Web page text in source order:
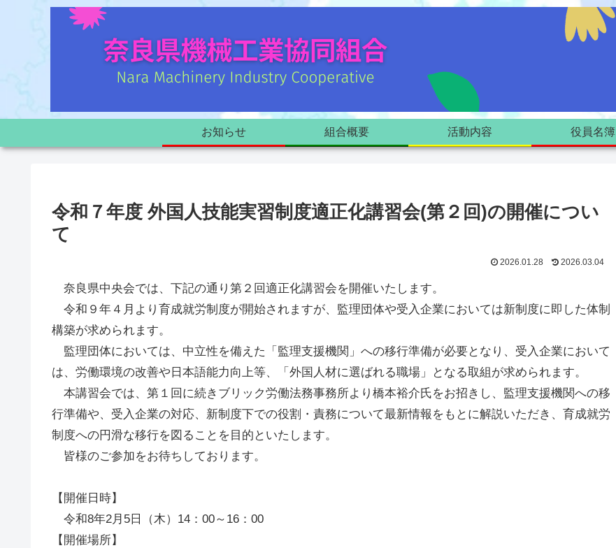
お知らせ 組合概要 活動内容 役員名簿
令和７年度 外国人技能実習制度適正化講習会(第２回)の開催につい
て
2026.01.28 2026.03.04
奈良県中央会では、下記の通り第２回適正化講習会を開催いたします。
令和９年４月より育成就労制度が開始されますが、監理団体や受入企業においては新制度に即した体制
構築が求められます。
監理団体においては、中立性を備えた「監理支援機関」への移行準備が必要となり、受入企業において
は、労働環境の改善や日本語能力向上等、「外国人材に選ばれる職場」となる取組が求められます。
本講習会では、第１回に続きブリック労働法務事務所より橋本裕介氏をお招きし、監理支援機関への移
行準備や、受入企業の対応、新制度下での役割・責務について最新情報をもとに解説いただき、育成就労
制度への円滑な移行を図ることを目的といたします。
皆様のご参加をお待ちしております。
【開催日時】
令和8年2月5日（木）14：00～16：00
【開催場所】